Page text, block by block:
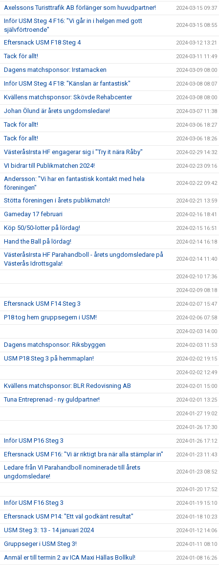
Axelssons Turisttrafik AB förlänger som huvudpartner! 2024-03-15 09:37
Inför USM Steg 4 F16: "Vi går in i helgen med gott
självförtroende"
2024-03-15 08:55
Eftersnack USM F18 Steg 4 2024-03-12 13:21
Tack för allt! 2024-03-11 11:49
Dagens matchsponsor: Irstamacken 2024-03-09 08:00
Inför USM Steg 4 F18: "Känslan är fantastisk" 2024-03-08 08:07
Kvällens matchsponsor: Skövde Rehabcenter 2024-03-08 08:00
Johan Ölund är årets ungdomsledare! 2024-03-07 11:38
Tack för allt! 2024-03-06 18:27
Tack för allt! 2024-03-06 18:26
VästeråsIrsta HF engagerar sig i "Try it nära Råby" 2024-02-29 14:32
VI bidrar till Publikmatchen 2024! 2024-02-23 09:16
Andersson: "Vi har en fantastisk kontakt med hela
föreningen"
2024-02-22 09:42
Stötta föreningen i årets publikmatch! 2024-02-21 13:59
Gameday 17 februari 2024-02-16 18:41
Köp 50/50-lotter på lördag! 2024-02-15 16:51
Hand the Ball på lördag! 2024-02-14 16:18
VästeråsIrsta HF Parahandboll - årets ungdomsledare på
Västerås Idrottsgala!
2024-02-14 11:40
2024-02-10 17:36
2024-02-09 08:18
Eftersnack USM F14 Steg 3 2024-02-07 15:47
P18 tog hem gruppsegern i USM! 2024-02-06 07:58
2024-02-03 14:00
Dagens matchsponsor: Riksbyggen 2024-02-03 11:53
USM P18 Steg 3 på hemmaplan! 2024-02-02 19:15
2024-02-02 12:49
Kvällens matchsponsor: BLR Redovisning AB 2024-02-01 15:00
Tuna Entreprenad - ny guldpartner! 2024-02-01 13:25
2024-01-27 19:02
2024-01-26 17:30
Inför USM P16 Steg 3 2024-01-26 17:12
Eftersnack USM F16: "Vi är riktigt bra när alla stämplar in" 2024-01-23 11:43
Ledare från VI Parahandboll nominerade till årets
ungdomsledare!
2024-01-23 08:52
2024-01-20 17:52
Inför USM F16 Steg 3 2024-01-19 15:10
Eftersnack USM P14: "Ett väl godkänt resultat" 2024-01-18 10:23
USM Steg 3: 13 - 14 januari 2024 2024-01-12 14:06
Gruppseger i USM Steg 3! 2024-01-11 08:10
Anmäl er till termin 2 av ICA Maxi Hällas Bollkul! 2024-01-08 16:26